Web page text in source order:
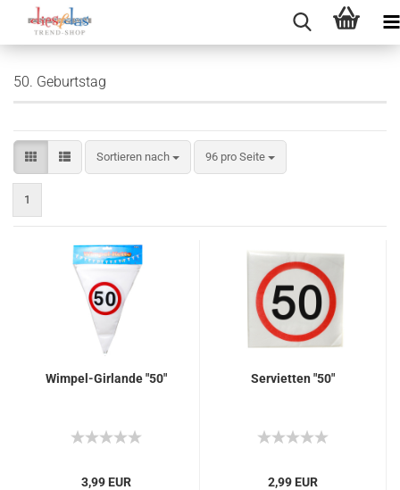
50. Geburtstag
Sortieren nach
Sortieren nach 96 pro Seite
pro Seite
1
Wimpel-Girlande "50"
3,99 EUR
Servietten "50"
2,99 EUR